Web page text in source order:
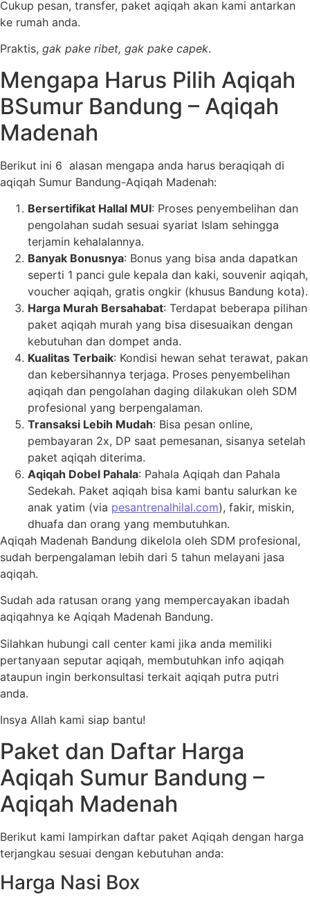
Cukup pesan, transfer, paket aqiqah akan kami antarkan
ke rumah anda.
Praktis, gak pake ribet, gak pake capek.
Mengapa Harus Pilih Aqiqah
BSumur Bandung – Aqiqah
Madenah
Berikut ini 6 alasan mengapa anda harus beraqiqah di
aqiqah Sumur Bandung-Aqiqah Madenah:
Bersertifikat Hallal MUI: Proses penyembelihan dan
pengolahan sudah sesuai syariat Islam sehingga
terjamin kehalalannya.
Banyak Bonusnya: Bonus yang bisa anda dapatkan
seperti 1 panci gule kepala dan kaki, souvenir aqiqah,
voucher aqiqah, gratis ongkir (khusus Bandung kota).
Harga Murah Bersahabat: Terdapat beberapa pilihan
paket aqiqah murah yang bisa disesuaikan dengan
kebutuhan dan dompet anda.
Kualitas Terbaik: Kondisi hewan sehat terawat, pakan
dan kebersihannya terjaga. Proses penyembelihan
aqiqah dan pengolahan daging dilakukan oleh SDM
profesional yang berpengalaman.
Transaksi Lebih Mudah: Bisa pesan online,
pembayaran 2x, DP saat pemesanan, sisanya setelah
paket aqiqah diterima.
Aqiqah Dobel Pahala: Pahala Aqiqah dan Pahala
Sedekah. Paket aqiqah bisa kami bantu salurkan ke
anak yatim (via pesantrenalhilal.com), fakir, miskin,
dhuafa dan orang yang membutuhkan.
Aqiqah Madenah Bandung dikelola oleh SDM profesional,
sudah berpengalaman lebih dari 5 tahun melayani jasa
aqiqah.
Sudah ada ratusan orang yang mempercayakan ibadah
aqiqahnya ke Aqiqah Madenah Bandung.
Silahkan hubungi call center kami jika anda memiliki
pertanyaan seputar aqiqah, membutuhkan info aqiqah
ataupun ingin berkonsultasi terkait aqiqah putra putri
anda.
Insya Allah kami siap bantu!
Paket dan Daftar Harga
Aqiqah Sumur Bandung –
Aqiqah Madenah
Berikut kami lampirkan daftar paket Aqiqah dengan harga
terjangkau sesuai dengan kebutuhan anda:
Harga Nasi Box